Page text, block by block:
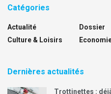
Catégories
Actualité
Culture & Loisirs
Dossier
Dernières actualités
Trottinettes :